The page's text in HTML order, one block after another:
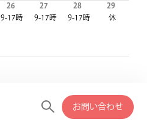
お問い合わせ
26 27 28
29
9-17時 9-17時 9-17時 休